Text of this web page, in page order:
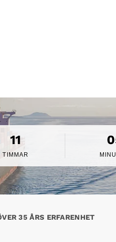
11
TIMMAR
35 ÅRS ERFARENHET